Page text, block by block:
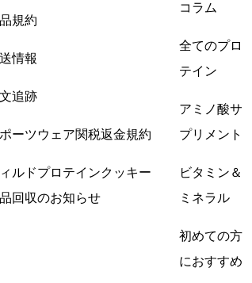
規約
情報
追跡
ーツウェア関税返金規約
ルドプロテインクッキー
回収のお知らせ
コラム
全てのプロ
テイン
アミノ酸サ
プリメント
ビタミン＆
ミネラル
初めての方
におすすめ